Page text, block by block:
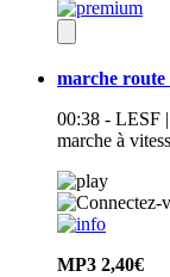
marche route
00:38 - LESF
marche à
MP3 2,40€